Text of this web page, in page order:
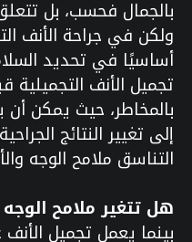
بالجمال فحسب، بل
ولكن في جراحة الأنف
أساسيًا في تحديد
تجميل الأنف التجميلية
بالمخاطر، حيث يمكن أن
إلى تغيير النتائج
التناسق ملامح الوجه
هل تتغير ملامح
بينما يعمل تجميل